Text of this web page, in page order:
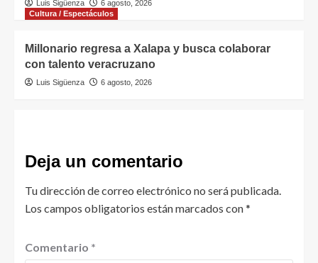
Luis Sigüenza
6 agosto, 2026
Cultura / Espectáculos
Millonario regresa a Xalapa y busca colaborar
con talento veracruzano
Luis Sigüenza 6 agosto, 2026
Deja un comentario
Tu dirección de correo electrónico no será publicada.
Los campos obligatorios están marcados con*
Comentario *